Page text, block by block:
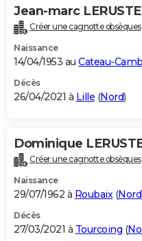
Jean-marc LERUSTE
Créer une cagnotte obsèques
Naissance
14/04/1953 au Cateau-
Décès
26/04/2021 à Lille (Nord)
Dominique
Créer une cagnotte obsèques
Naissance
29/07/1962 à Roubaix(Nord
Décès
27/03/2021 à Tourcoing (